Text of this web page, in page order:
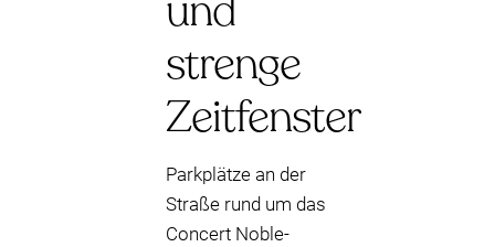
strenge
Zeitfenster
Parkplätze an der
Straße rund um das
Concert Noble-